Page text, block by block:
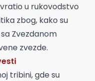
u rukovodstvo
zbog, kako su
Zvezdanom
zvezde.
tribini, gde su